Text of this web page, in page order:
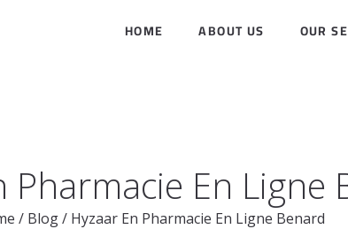
HOME ABOUT US OUR
Pharmacie En Ligne
/ Blog /Hyzaar En Pharmacie En Ligne Benard